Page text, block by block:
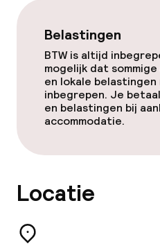
Wasservice
Beleid
Belastingen
BTW is altijd
mogelijk dat
en lokale
inbegrepen. Je
en belastingen bij
accommodatie.
Locatie